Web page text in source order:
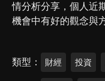
情分析分享，個人近
機會中有好的觀念與
類型 財經 投資